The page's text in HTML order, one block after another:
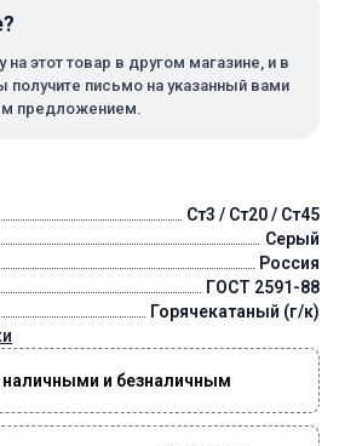
Ст3 / Ст20 / Ст45
Серый
Россия
ГОСТ 2591-88
Горячекатаный (г/к)
наличными и безналичным
этот товар в другом магазине, и в
получите письмо на указанный вами
предложением.